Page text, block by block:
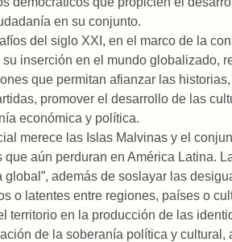
en su conjunto.
del siglo XXI, en el marco de la
su inserción en el mundo globalizado,
que permitan afianzar las
promover el desarrollo de las
económica y política.
merece las Islas Malvinas y el
aún perduran en América Latina.
global”, además de soslayar las
o latentes entre regiones, países o
territorio en la producción de las
de la soberanía política y cultural,